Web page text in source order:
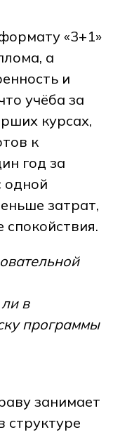
«3+1»
а
и
учёба за
курсах,
к
год за
одной
затрат,
спокойствия.
в
программы
занимает
структуре